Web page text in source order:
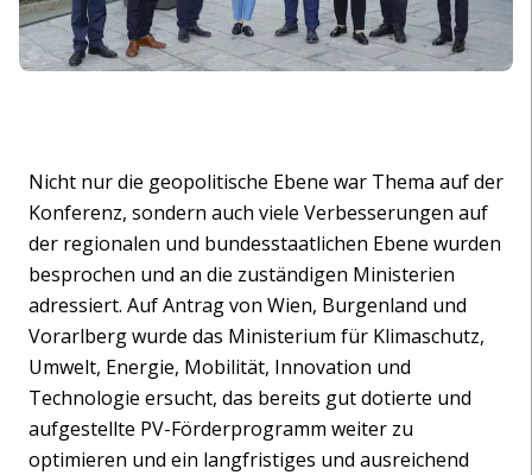
Nicht nur die geopolitische Ebene war Thema auf der
Konferenz, sondern auch viele Verbesserungen auf
der regionalen und bundesstaatlichen Ebene wurden
besprochen und an die zuständigen Ministerien
adressiert. Auf Antrag von Wien, Burgenland und
Vorarlberg wurde das Ministerium für Klimaschutz,
Umwelt, Energie, Mobilität, Innovation und
Technologie ersucht, das bereits gut dotierte und
aufgestellte PV-Förderprogramm weiter zu
optimieren und ein langfristiges und ausreichend